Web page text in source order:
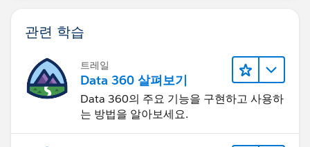
관련 학습
트레일
Data 360 살펴보기
Data 360의 주요 기능을 구현하고 사용하
는 방법을 알아보세요.